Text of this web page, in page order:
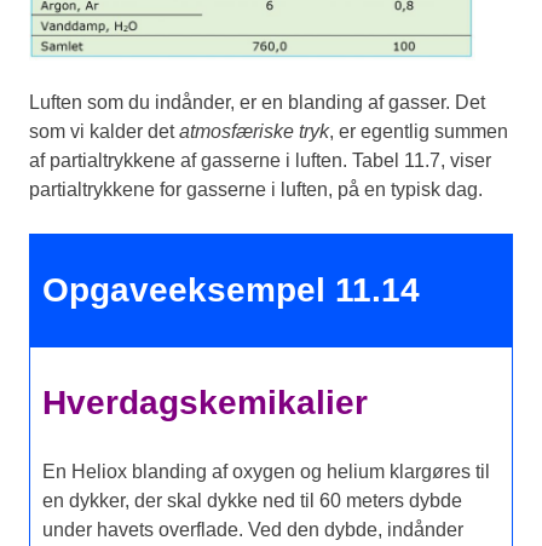
Luften som du indånder, er en blanding af gasser. Det
som vi kalder detatmosfæriske tryk, er egentlig summen
af partialtrykkene af gasserne i luften. Tabel 11.7, viser
partialtrykkene for gasserne i luften, på en typisk dag.
Opgaveeksempel 11.14
Hverdagskemikalier
En Heliox blanding af oxygen og helium klargøres til
en dykker, der skal dykke ned til 60 meters dybde
under havets overflade. Ved den dybde, indånder